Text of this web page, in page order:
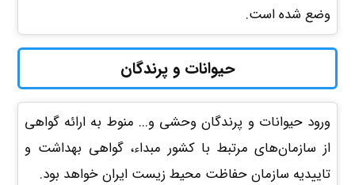
وضع شده است.
حیوانات و پرندگان
ورود حیوانات و پرندگان وحشی و... منوط به ارائه گواهی
از سازمان‌های مرتبط با کشور مبداء، گواهی بهداشت و
تاییدیه سازمان حفاظت محیط زیست ایران خواهد بود.